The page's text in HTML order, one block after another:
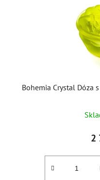
Bohemia Crystal Dóza
2